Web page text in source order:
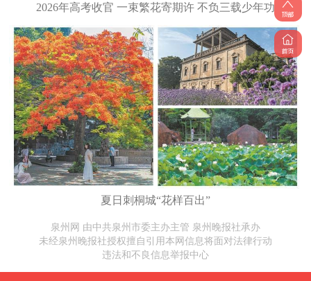
2026年高考收官 一束繁花寄期许 不负三载少年功
夏日刺桐城“花样百出”
泉州网 由中共泉州市委主办主管 泉州晚报社承办
未经泉州晚报社授权擅自引用本网信息将面对法律行动
违法和不良信息举报中心